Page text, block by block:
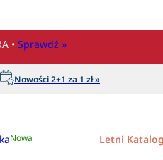
• Sprawdź »
Nowości 2+1 za 1 zł »
Nowa Letni Katalog